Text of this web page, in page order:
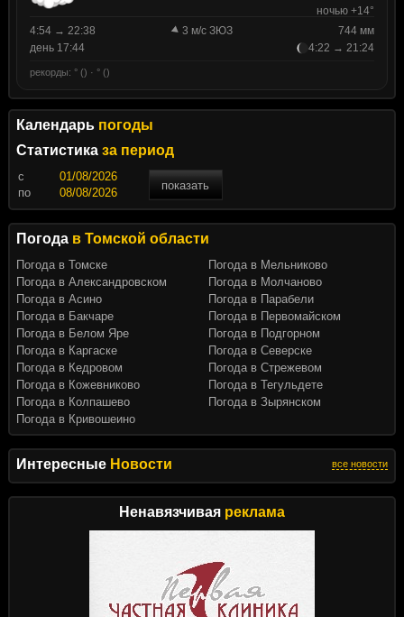
Интересные Новости все новости
Ненавязчивая реклама
ночью +14°
4:54 → 22:38
3 м/с ЗЮЗ
744 мм
день 17:44
4:22 → 21:24
рекорды: ° () · ° ()
Календарь погоды
Статистика за период
c
показать
по
Погода в Томской области
Погода в Томске
Погода в Александровском
Погода в Асино
Погода в Бакчаре
Погода в Белом Яре
Погода в Каргаске
Погода в Кедровом
Погода в Кожевниково
Погода в Колпашево
Погода в Кривошеино
Погода в Мельниково
Погода в Молчаново
Погода в Парабели
Погода в Первомайском
Погода в Подгорном
Погода в Северске
Погода в Стрежевом
Погода в Тегульдете
Погода в Зырянском